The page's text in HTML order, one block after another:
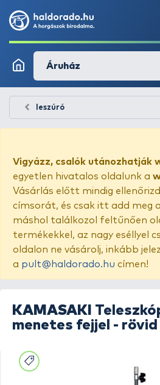
Áruház
leszúró
Vigyázz, csalók utánozhatják
egyetlen hivatalos oldalunk a
Vásárlás előtt mindig
címsorát, és csak itt add meg
máshol találkozol feltűnően
termékekkel, az nagy eséllyel
oldalon ne vásárolj, inkább
a pult@haldorado.hu címen!
KAMASAKI
menetes fejjel - rövid